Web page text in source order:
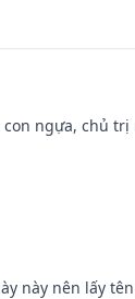
con ngựa, chủ
này nên lấy